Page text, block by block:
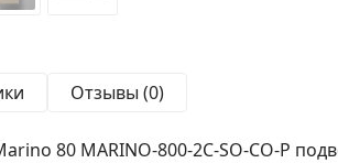
Отзывы (0)
80 MARINO-800-2C-SO-CO-P